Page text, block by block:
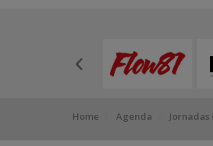
Home Agenda Jornadas